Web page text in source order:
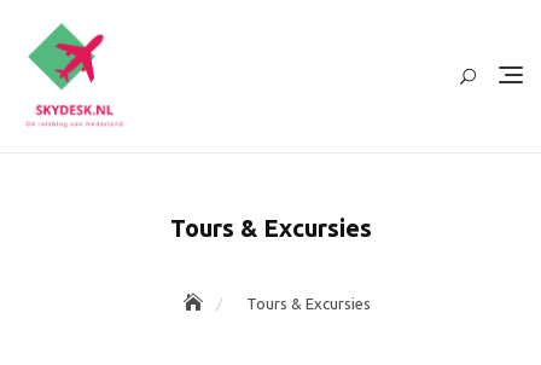
naar
inhoud
Tours & Excursies
Tours & Excursies